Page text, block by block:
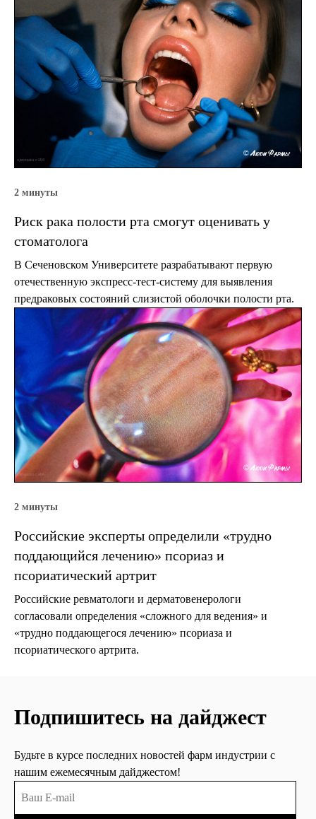
2 минуты
Риск рака полости рта смогут оценивать у
стоматолога
В Сеченовском Университете разрабатывают первую
отечественную экспресс-тест-систему для выявления
предраковых состояний слизистой оболочки полости рта.
2 минуты
Российские эксперты определили «трудно
поддающийся лечению» псориаз и
псориатический артрит
Российские ревматологи и дерматовенерологи
согласовали определения «сложного для ведения» и
«трудно поддающегося лечению» псориаза и
псориатического артрита.
Подпишитесь на дайджест
Будьте в курсе последних новостей фарм индустрии с
нашим ежемесячным дайджестом!